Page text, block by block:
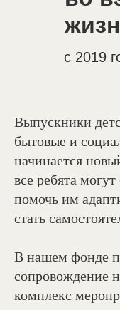
с 2019
Выпускники
бытовые и
начинается
все ребята
помочь им
стать
В нашем фонде
сопровождение
комплекс